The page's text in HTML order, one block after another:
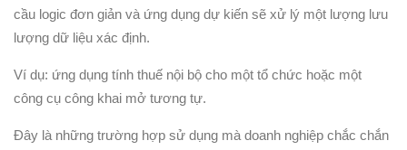
cầu logic đơn giản và ứng dụng dự kiến ​​sẽ xử lý một lượng lưu
lượng dữ liệu xác định.
Ví dụ: ứng dụng tính thuế nội bộ cho một tổ chức hoặc một
công cụ công khai mở tương tự.
Đây là những trường hợp sử dụng mà doanh nghiệp chắc chắn